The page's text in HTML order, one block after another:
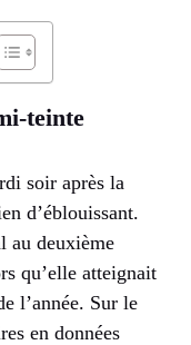
teinte
soir après la
d’éblouissant.
au deuxième
qu’elle atteignait
l’année. Sur le
en données